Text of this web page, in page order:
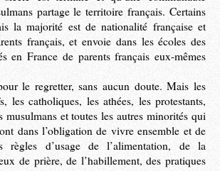
partage le territoire français. Certains
la majorité est de nationalité française et
français, et envoie dans les écoles des
en France de parents français eux-mêmes
le regretter, sans aucun doute. Mais les
les catholiques, les athées, les protestants,
musulmans et toutes les autres minorités qui
dans l’obligation de vivre ensemble et de
règles d’usage de l’alimentation, de la
de prière, de l’habillement, des pratiques